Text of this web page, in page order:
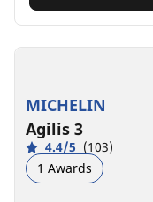
MICHELIN
Agilis 3
4.4/5 (103)
1 Awards